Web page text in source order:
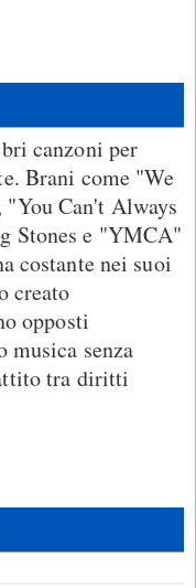
canzoni per
Brani come "We
"You Can't Always
Stones e "YMCA"
costante nei suoi
creato
opposti
senza
tra diritti